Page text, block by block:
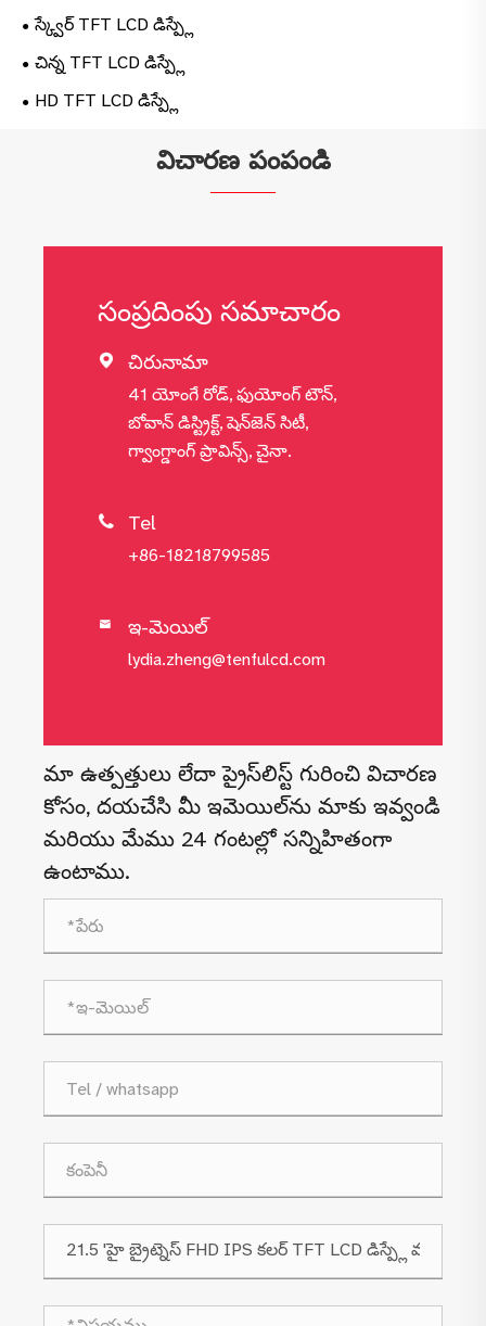
స్క్వేర్ TFT LCD డిస్ప్లే
చిన్న TFT LCD డిస్ప్లే
HD TFT LCD డిస్ప్లే
విచారణ పంపండి
సంప్రదింపు సమాచారం
 చిరునామా
41 యోంగే రోడ్, ఫుయోంగ్ టౌన్,
బోవాన్ డిస్ట్రిక్ట్, షెన్‌జెన్ సిటీ,
గ్వాంగ్డాంగ్ ప్రావిన్స్, చైనా.
 Tel
+86-18218799585
 ఇ-మెయిల్
lydia.zheng@tenfulcd.com
మా ఉత్పత్తులు లేదా ప్రైస్‌లిస్ట్ గురించి విచారణ
కోసం, దయచేసి మీ ఇమెయిల్‌ను మాకు ఇవ్వండి
మరియు మేము 24 గంటల్లో సన్నిహితంగా
ఉంటాము.